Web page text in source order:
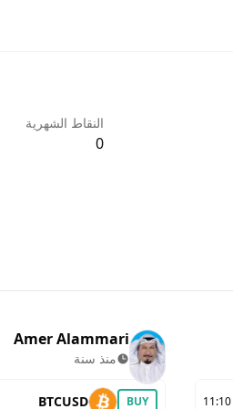
النقاط الشهرية
0
Amer Alammari
منذ سنة
BUY
BTCUSD